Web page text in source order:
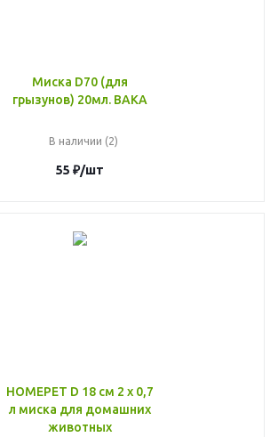
Миска D70 (для
грызунов) 20мл. ВАКА
В наличии (2)
55 ₽/шт
HOMEPET D 18 см 2 х 0,7
л миска для домашних
животных